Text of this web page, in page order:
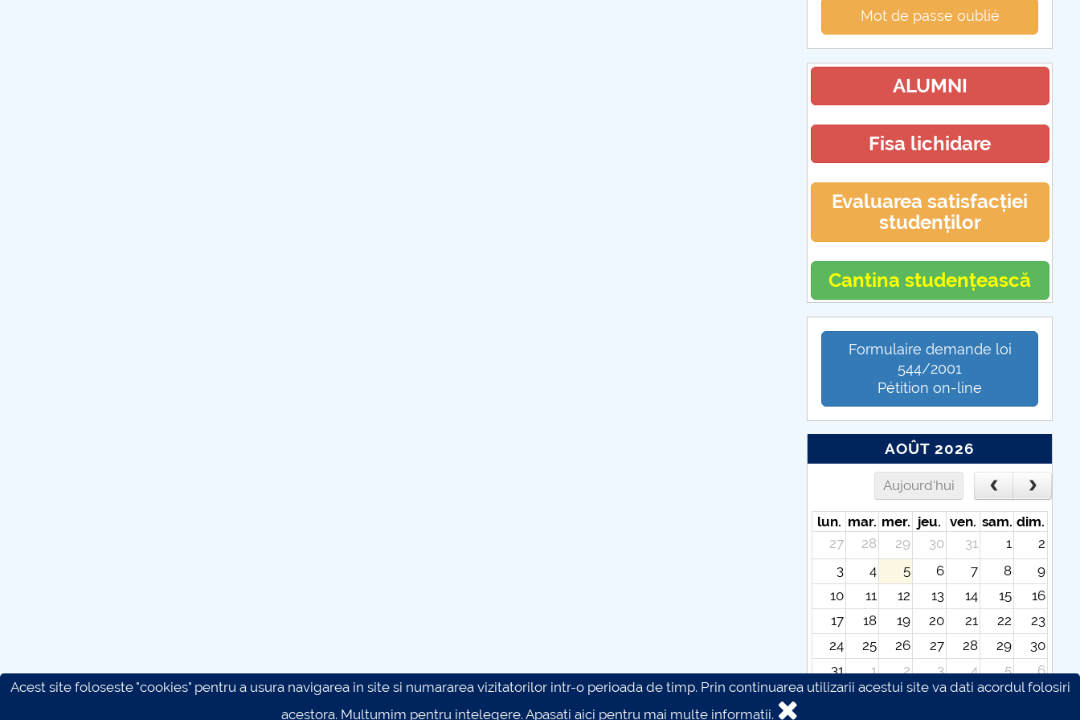
Mot de passe oublié
ALUMNI
Fisa lichidare
Evaluarea satisfacției
studenților
Cantina studențească
Formulaire demande loi
544/2001
Pétition on-line
AOÛT 2026
Aujourd'hui
lun. mar. mer. jeu. ven. sam. dim.
27
28 29 30 31 1
2
3
4 5 6 7 8
9
10
11 12 13 14 15
16
17
18 19 20 21 22
23
24
25 26 27 28 29
30
31
1 2 3 4 5
6
Acest site foloseste "cookies" pentru a usura navigarea in site si numararea vizitatorilor intr-o perioada de timp. Prin continuarea utilizarii acestui site va dati acordul folosiri
acestora. Multumim pentru intelegere.Apasati aici pentru mai multe informatii.